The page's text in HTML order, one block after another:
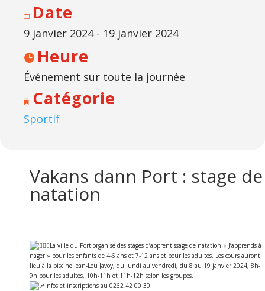
Date
9 janvier 2024 - 19 janvier 2024
Heure
Événement sur toute la journée
Catégorie
Sportif
Vakans dann Port : stage de
natation
La ville du Port organise des stages d’apprentissage de natation « J’apprends à
nager » pour les enfants de 4-6 ans et 7-12 ans et pour les adultes. Les cours auront
lieu à la piscine Jean-Lou Javoy, du lundi au vendredi, du 8 au 19 janvier 2024, 8h-
9h pour les adultes, 10h-11h et 11h-12h selon les groupes.
Infos et inscriptions au 0262 42 00 30.